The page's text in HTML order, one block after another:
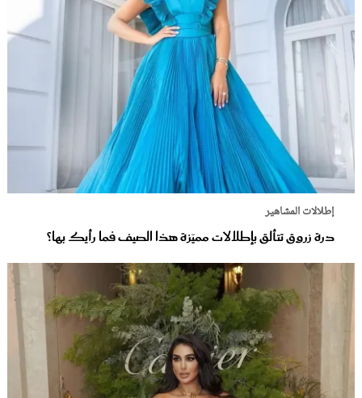
إطلالات المشاهير
درة زروق تتألق بإطلالات مميّزة هذا الصيف فما رأيك بها؟